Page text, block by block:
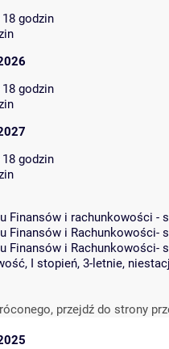
godzin
godzin
godzin
Finansów i rachunkowości -
Finansów i Rachunkowości-
Finansów i Rachunkowości-
I stopień, 3-letnie,
przejdź do strony